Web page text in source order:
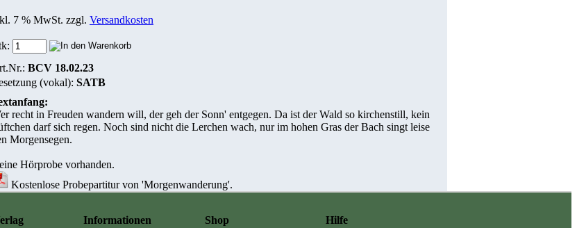
7 % MwSt. zzgl. Versandkosten
BCV 18.02.23
(vokal): SATB
recht in Freuden wandern will, der geh der Sonn' entgegen. Da ist der Wald so kirchenstill, kein
darf sich regen. Noch sind nicht die Lerchen wach, nur im hohen Gras der Bach singt leise
Morgensegen.
Hörprobe vorhanden.
Kostenlose Probepartitur von 'Morgenwanderung'.
Hilfe
Shop
Informationen